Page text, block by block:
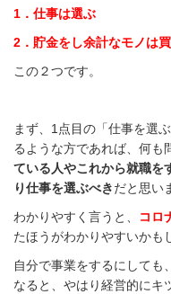
1．仕事は選ぶ
2．貯金をし余計なモノは
この２つです。
まず、1点目の「仕事を選
るような方であれば、何も
ている人やこれから就職を
り仕事を選ぶべきだと思い
わかりやすく言うと、
コロ
たほうがわかりやすいかも
自分で事業をするにしても
なると、やはり経営的にキ